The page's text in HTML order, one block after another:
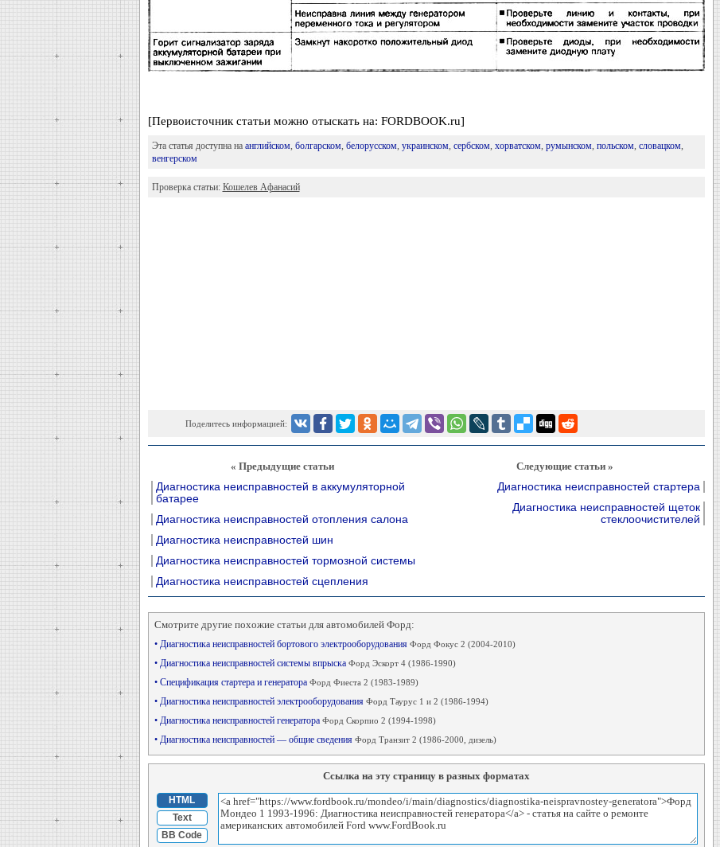
[Первоисточник статьи можно отыскать на: FORDBOOK.ru]
Эта статья доступна на английском, болгарском, белорусском, украинском, сербском, хорватском, румынском, польском, словацком,
венгерском
Проверка статьи: Кошелев Афанасий
Поделитесь информацией:
« Предыдущие статьи
Диагностика неисправностей в аккумуляторной
батарее
Диагностика неисправностей отопления салона
Диагностика неисправностей шин
Диагностика неисправностей тормозной системы
Диагностика неисправностей сцепления
Следующие статьи »
Диагностика неисправностей стартера
Диагностика неисправностей щеток
стеклоочистителей
Смотрите другие похожие статьи для автомобилей Форд:
• Диагностика неисправностей бортового электрооборудования Форд Фокус 2 (2004-2010)
• Диагностика неисправностей системы впрыска Форд Эскорт 4 (1986-1990)
• Спецификация стартера и генератора Форд Фиеста 2 (1983-1989)
• Диагностика неисправностей электрооборудования Форд Таурус 1 и 2 (1986-1994)
• Диагностика неисправностей генератора Форд Скорпио 2 (1994-1998)
• Диагностика неисправностей — общие сведения Форд Транзит 2 (1986-2000, дизель)
Ссылка на эту страницу в разных форматах
HTML
Text
BB Code